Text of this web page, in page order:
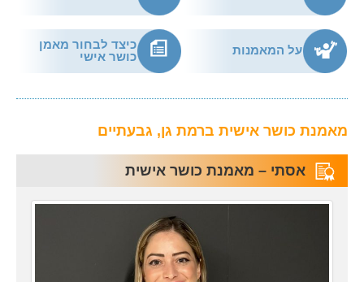
על המאמנות
כיצד לבחור מאמן
כושר אישי
מאמנת כושר אישית ברמת גן, גבעתיים
אסתי – מאמנת כושר אישית